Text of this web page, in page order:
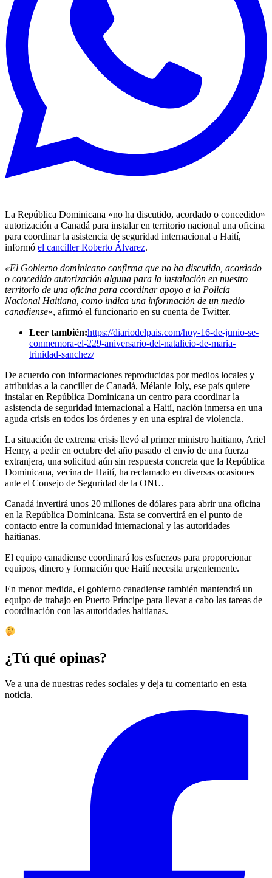
La República Dominicana «no ha discutido, acordado o concedido»
autorización a Canadá para instalar en territorio nacional una oficina
para coordinar la asistencia de seguridad internacional a Haití,
informó el canciller Roberto Álvarez.
«El Gobierno dominicano confirma que no ha discutido, acordado
o concedido autorización alguna para la instalación en nuestro
territorio de una oficina para coordinar apoyo a la Policía
Nacional Haitiana, como indica una información de un medio
canadiense«, afirmó el funcionario en su cuenta de Twitter.
Leer también:https://diariodelpais.com/hoy-16-de-junio-se-
conmemora-el-229-aniversario-del-natalicio-de-maria-
trinidad-sanchez/
De acuerdo con informaciones reproducidas por medios locales y
atribuidas a la canciller de Canadá, Mélanie Joly, ese país quiere
instalar en República Dominicana un centro para coordinar la
asistencia de seguridad internacional a Haití, nación inmersa en una
aguda crisis en todos los órdenes y en una espiral de violencia.
La situación de extrema crisis llevó al primer ministro haitiano, Ariel
Henry, a pedir en octubre del año pasado el envío de una fuerza
extranjera, una solicitud aún sin respuesta concreta que la República
Dominicana, vecina de Haití, ha reclamado en diversas ocasiones
ante el Consejo de Seguridad de la ONU.
Canadá invertirá unos 20 millones de dólares para abrir una oficina
en la República Dominicana. Esta se convertirá en el punto de
contacto entre la comunidad internacional y las autoridades
haitianas.
El equipo canadiense coordinará los esfuerzos para proporcionar
equipos, dinero y formación que Haití necesita urgentemente.
En menor medida, el gobierno canadiense también mantendrá un
equipo de trabajo en Puerto Príncipe para llevar a cabo las tareas de
coordinación con las autoridades haitianas.
¿Tú qué opinas?
Ve a una de nuestras redes sociales y deja tu comentario en esta
noticia.